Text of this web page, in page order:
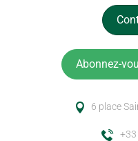
Abonnez-
6 place